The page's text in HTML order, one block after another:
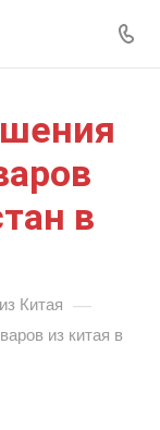
в
Китая —
из китая в